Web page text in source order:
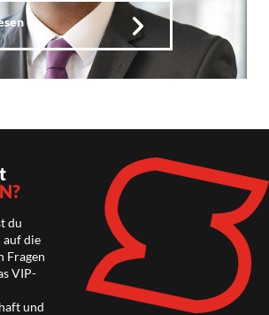
du
die
Fragen
VIP-
und